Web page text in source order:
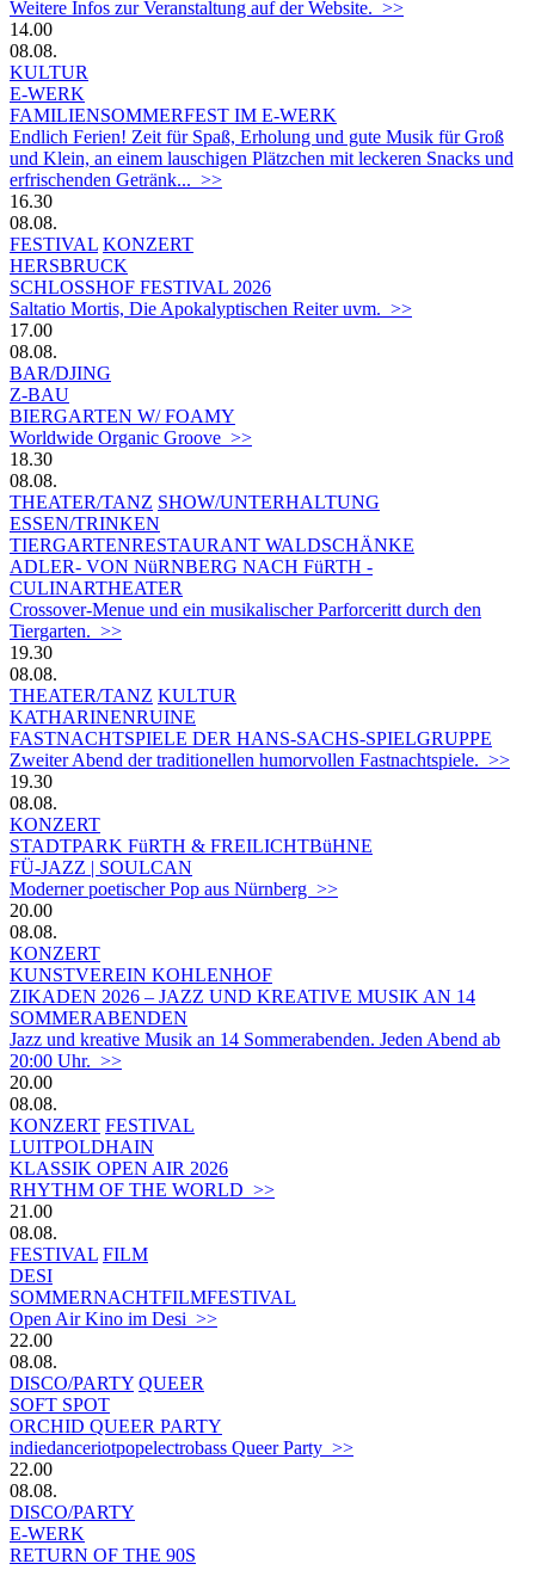
Weitere Infos zur Veranstaltung auf der Website. >>
14.00
08.08.
KULTUR
E-WERK
FAMILIENSOMMERFEST IM E-WERK
Endlich Ferien! Zeit für Spaß, Erholung und gute Musik für Groß
und Klein, an einem lauschigen Plätzchen mit leckeren Snacks und
erfrischenden Getränk... >>
16.30
08.08.
FESTIVAL KONZERT
HERSBRUCK
SCHLOSSHOF FESTIVAL 2026
Saltatio Mortis, Die Apokalyptischen Reiter uvm. >>
17.00
08.08.
BAR/DJING
Z-BAU
BIERGARTEN W/ FOAMY
Worldwide Organic Groove >>
18.30
08.08.
THEATER/TANZ SHOW/UNTERHALTUNG
ESSEN/TRINKEN
TIERGARTEN­RESTAURANT WALDSCHÄNKE
ADLER- VON NüRNBERG NACH FüRTH -
CULINARTHEATER
Crossover-Menue und ein musikalischer Parforceritt durch den
Tiergarten. >>
19.30
08.08.
THEATER/TANZ KULTUR
KATHARINENRUINE
FASTNACHTSPIELE DER HANS-SACHS-SPIELGRUPPE
Zweiter Abend der traditionellen humorvollen Fastnachtspiele. >>
19.30
08.08.
KONZERT
STADTPARK FüRTH & FREILICHTBüHNE
FÜ-JAZZ | SOULCAN
Moderner poetischer Pop aus Nürnberg >>
20.00
08.08.
KONZERT
KUNSTVEREIN KOHLENHOF
ZIKADEN 2026 – JAZZ UND KREATIVE MUSIK AN 14
SOMMERABENDEN
Jazz und kreative Musik an 14 Sommerabenden. Jeden Abend ab
20:00 Uhr. >>
20.00
08.08.
KONZERT FESTIVAL
LUITPOLDHAIN
KLASSIK OPEN AIR 2026
RHYTHM OF THE WORLD >>
21.00
08.08.
FESTIVAL FILM
DESI
SOMMERNACHTFILMFESTIVAL
Open Air Kino im Desi >>
22.00
08.08.
DISCO/PARTY QUEER
SOFT SPOT
ORCHID QUEER PARTY
indiedanceriotpopelectrobass Queer Party >>
22.00
08.08.
DISCO/PARTY
E-WERK
RETURN OF THE 90S